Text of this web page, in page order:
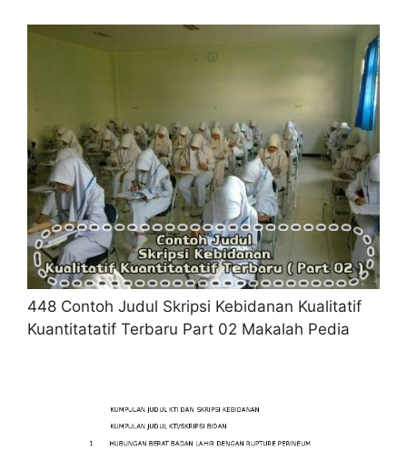
448 Contoh Judul Skripsi Kebidanan Kualitatif
Kuantitatatif Terbaru Part 02 Makalah Pedia